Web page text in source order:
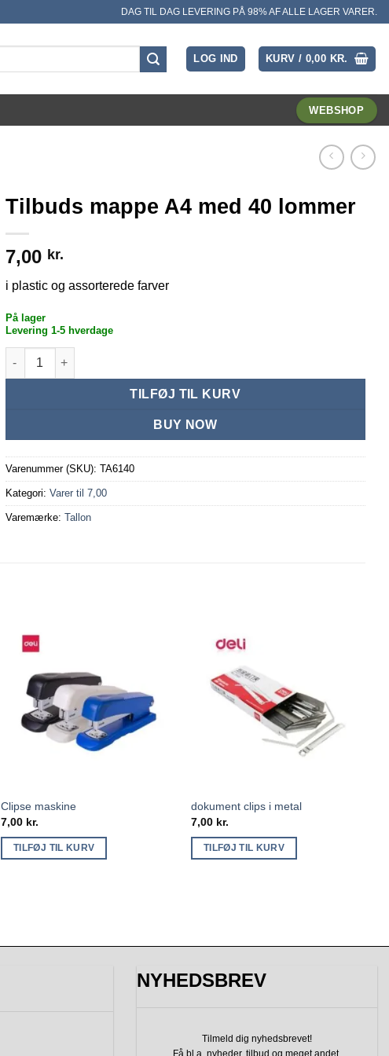
DAG TIL DAG LEVERING PÅ 98% AF ALLE LAGER VARER.
LOG IND KURV / 0,00 KR.
WEBSHOP
Tilbuds mappe A4 med 40 lommer
7,00 kr.
i plastic og assorterede farver
På lager
Levering 1-5 hverdage
Tilbuds mappe A4 med 40 lommer antal
TILFØJ TIL KURV
BUY NOW
Varenummer (SKU): TA6140
Kategori: Varer til 7,00
Varemærke: Tallon
Clipse maskine
7,00 kr.
TILFØJ TIL KURV
dokument clips i metal
7,00 kr.
TILFØJ TIL KURV
NYHEDSBREV
Tilmeld dig nyhedsbrevet!
Få bl.a. nyheder, tilbud og meget andet.